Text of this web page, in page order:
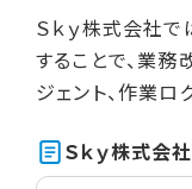
Ｓｋｙ株式会社
することで、業
ジェント、作業ロ
Ｓｋｙ株式会